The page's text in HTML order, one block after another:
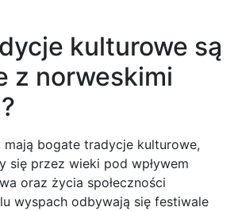
kulturowe są
z norweskimi
mają bogate tradycje kulturowe,
się przez wieki pod wpływem
oraz życia społeczności
wyspach odbywają się festiwale